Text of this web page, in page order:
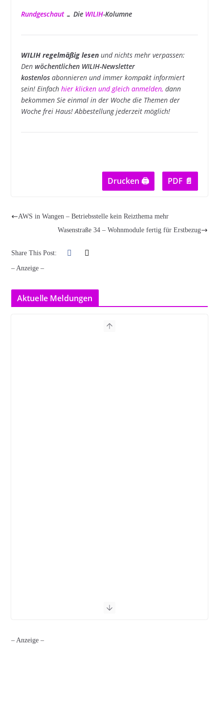
Rundgeschaut… Die WILIH-Kolumne
WILIH regelmäßig lesen und nichts mehr verpassen:
Den wöchentlichen WILIH-Newsletter
kostenlosabonnieren und immer kompakt informiert
sein! Einfach hier klicken und gleich anmelden, dann
bekommen Sie einmal in der Woche die Themen der
Woche frei Haus! Abbestellung jederzeit möglich!
Drucken 🖨 PDF 📄
AWS in Wangen – Betriebsstelle kein Reizthema mehr
Wasenstraße 34 – Wohnmodule fertig für Erstbezug
Share This Post:
– Anzeige –
Aktuelle Meldungen
– Anzeige –